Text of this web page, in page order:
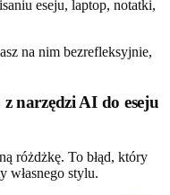
na nim bezrefleksyjnie,
narzędzi AI do eseju
różdżkę. To błąd, który
własnego stylu.